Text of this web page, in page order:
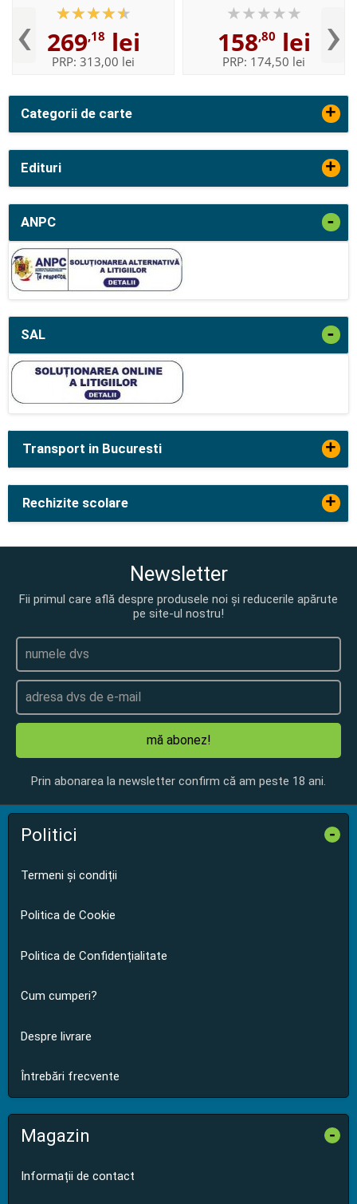
Categorii de carte +
Edituri +
ANPC -
SAL -
‹
Elaborata sub egida
Institutului de
Lingvistica,,...
269,18 lei
PRP: 313,00 lei
students of English -
Format, Paperback
158,80 lei
PRP: 174,50 lei ›
Transport in Bucuresti +
Rechizite scolare +
Newsletter
Fii primul care află despre produsele noi și reducerile apărute
pe site-ul nostru!
mă abonez!
Prin abonarea la newsletter confirm că am peste 18 ani.
Politici -
Termeni și condiții
Politica de Cookie
Politica de Confidențialitate
Cum cumperi?
Despre livrare
Întrebări frecvente
Magazin -
Informații de contact